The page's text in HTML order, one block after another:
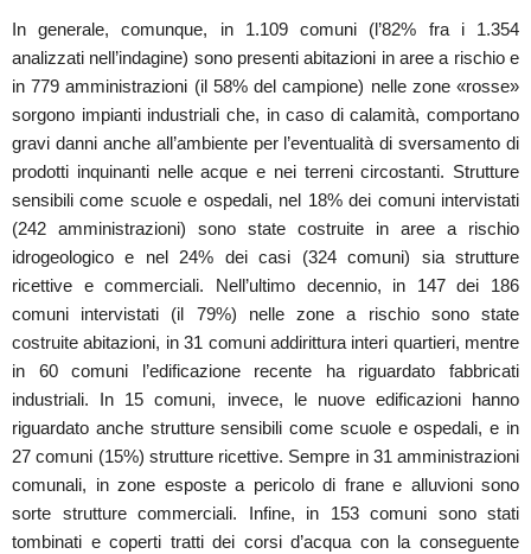
In generale, comunque, in 1.109 comuni (l’82% fra i 1.354
analizzati nell’indagine) sono presenti abitazioni in aree a rischio e
in 779 amministrazioni (il 58% del campione) nelle zone «rosse»
sorgono impianti industriali che, in caso di calamità, comportano
gravi danni anche all’ambiente per l’eventualità di sversamento di
prodotti inquinanti nelle acque e nei terreni circostanti. Strutture
sensibili come scuole e ospedali, nel 18% dei comuni intervistati
(242 amministrazioni) sono state costruite in aree a rischio
idrogeologico e nel 24% dei casi (324 comuni) sia strutture
ricettive e commerciali. Nell’ultimo decennio, in 147 dei 186
comuni intervistati (il 79%) nelle zone a rischio sono state
costruite abitazioni, in 31 comuni addirittura interi quartieri, mentre
in 60 comuni l’edificazione recente ha riguardato fabbricati
industriali. In 15 comuni, invece, le nuove edificazioni hanno
riguardato anche strutture sensibili come scuole e ospedali, e in
27 comuni (15%) strutture ricettive. Sempre in 31 amministrazioni
comunali, in zone esposte a pericolo di frane e alluvioni sono
sorte strutture commerciali. Infine, in 153 comuni sono stati
tombinati e coperti tratti dei corsi d’acqua con la conseguente